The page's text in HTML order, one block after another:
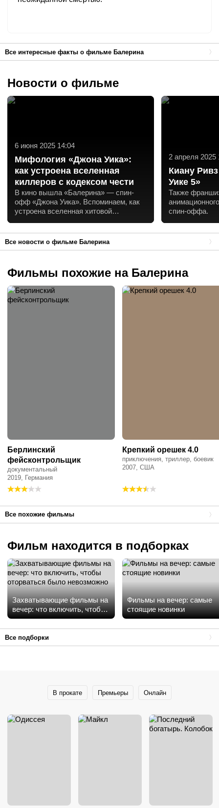
Все интересные факты о фильме Балерина
Новости о фильме
6 июня 2025 14:04
Мифология «Джона Уика»:
как устроена вселенная
киллеров с кодексом чести
В кино вышла «Балерина» — спин-
офф «Джона Уика». Вспоминаем, как
устроена вселенная хитовой
2 апреля 2025
Киану
Уике 5»
Также
спин-оффа.
Все новости о фильме Балерина
Фильмы похожие на Балерина
Берлинский
фейсконтрольщик
документальный
2019, Германия
Крепкий орешек 4.0
приключения, триллер, боевик
2007, США
Все похожие фильмы
Фильм находится в подборках
Захватывающие фильмы на
вечер: что включить, чтобы
оторваться было
невозможно
Фильмы на вечер: самые
стоящие новинки
Все подборки
В прокате Премьеры Онлайн